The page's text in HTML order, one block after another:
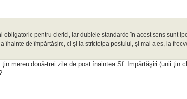
pentru clerici, iar dublele standarde în acest sens sunt
de împărtăşire, ci şi la stricteţea postului, şi mai ales, la
mereu două-trei zile de post înaintea Sf. Impărtăşiri (unii ţin